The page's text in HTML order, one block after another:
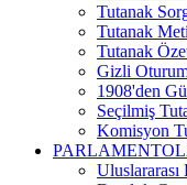
Tutanak
Tutanak
Tutanak
Gizli
1908'den
Seçilmiş
Komisyon